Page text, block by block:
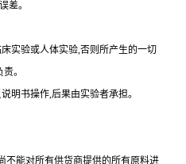
差。
实验或人体实验,否则所产生的一切
。
明书操作,后果由实验者承担。
不能对所有供货商提供的所有原料进